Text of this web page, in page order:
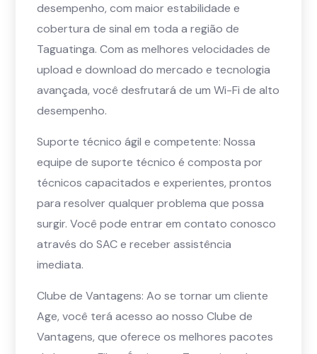
desempenho, com maior estabilidade e
cobertura de sinal em toda a região de
Taguatinga. Com as melhores velocidades de
upload e download do mercado e tecnologia
avançada, você desfrutará de um Wi-Fi de alto
desempenho.
Suporte técnico ágil e competente: Nossa
equipe de suporte técnico é composta por
técnicos capacitados e experientes, prontos
para resolver qualquer problema que possa
surgir. Você pode entrar em contato conosco
através do SAC e receber assistência
imediata.
Clube de Vantagens: Ao se tornar um cliente
Age, você terá acesso ao nosso Clube de
Vantagens, que oferece os melhores pacotes